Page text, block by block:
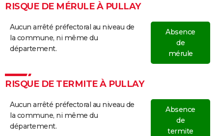
RISQUE DE MÉRULE À PULLAY
Aucun arrêté préfectoral au niveau de
la commune, ni même du
département.
Absence
de
mérule
RISQUE DE TERMITE À PULLAY
Aucun arrêté préfectoral au niveau de
la commune, ni même du
département.
Absence
de
termite